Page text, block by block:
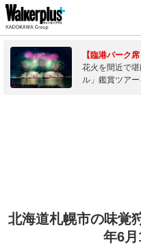
【臨港パーク
花火を間近で
ル」鑑賞ツア
北海道札幌市の味覚
年6月